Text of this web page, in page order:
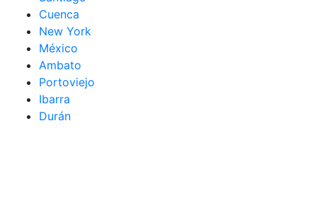
Cuenca
New York
México
Ambato
Portoviejo
Ibarra
Durán